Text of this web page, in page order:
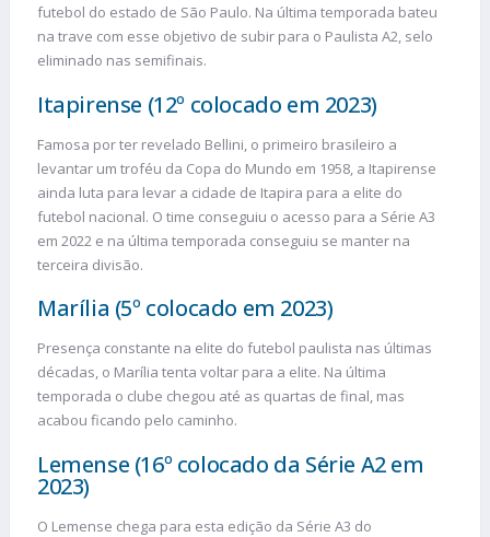
futebol do estado de São Paulo. Na última temporada bateu
na trave com esse objetivo de subir para o Paulista A2, selo
eliminado nas semifinais.
Itapirense (12º colocado em 2023)
Famosa por ter revelado Bellini, o primeiro brasileiro a
levantar um troféu da Copa do Mundo em 1958, a Itapirense
ainda luta para levar a cidade de Itapira para a elite do
futebol nacional. O time conseguiu o acesso para a Série A3
em 2022 e na última temporada conseguiu se manter na
terceira divisão.
Marília (5º colocado em 2023)
Presença constante na elite do futebol paulista nas últimas
décadas, o Marília tenta voltar para a elite. Na última
temporada o clube chegou até as quartas de final, mas
acabou ficando pelo caminho.
Lemense (16º colocado da Série A2 em
2023)
O Lemense chega para esta edição da Série A3 do